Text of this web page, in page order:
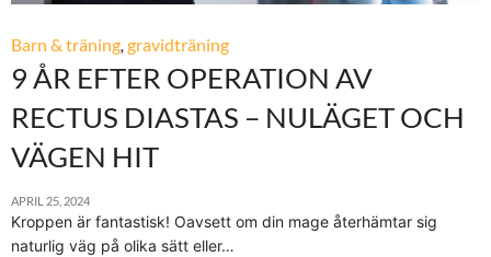
Barn & träning,gravidträning
9 ÅR EFTER OPERATION AV
RECTUS DIASTAS – NULÄGET OCH
VÄGEN HIT
APRIL 25, 2024
Kroppen är fantastisk! Oavsett om din mage återhämtar sig
naturlig väg på olika sätt eller…